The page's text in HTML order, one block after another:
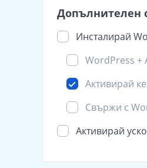
Допълнителен
Инсталирай
WordPress +
Активирай
Свържи с
Активирай